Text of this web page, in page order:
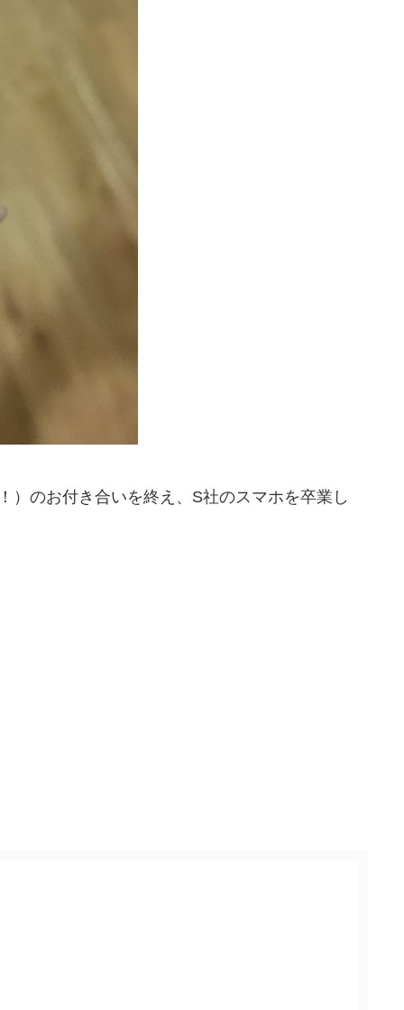
）のお付き合いを終え、S社のスマホを卒業し